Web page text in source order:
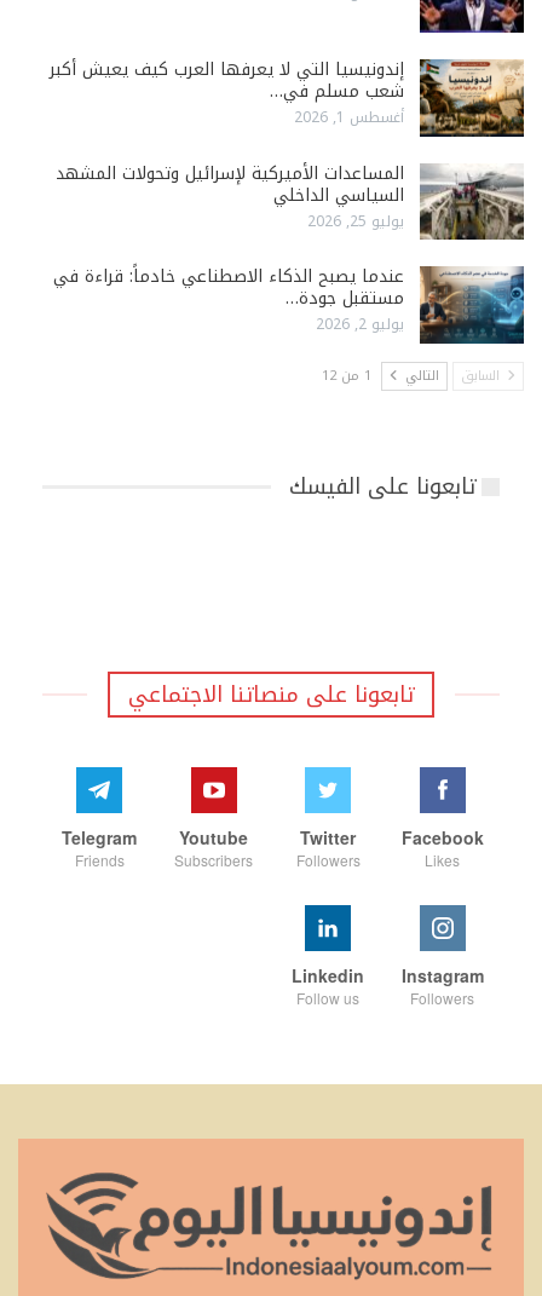
إندونيسيا التي لا يعرفها العرب كيف يعيش أكبر
شعب مسلم في…
أغسطس 1, 2026
المساعدات الأميركية لإسرائيل وتحولات المشهد
السياسي الداخلي
يوليو 25, 2026
عندما يصبح الذكاء الاصطناعي خادماً: قراءة في
مستقبل جودة…
يوليو 2, 2026
السابق التالي 1 من 12
تابعونا على الفيسك
تابعونا على منصاتنا الاجتماعي
Facebook
Likes
Twitter
Followers
Youtube
Subscribers
Telegram
Friends
Instagram
Followers
Linkedin
Follow us